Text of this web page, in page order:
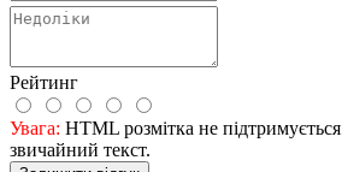
Рейтинг
Увага: HTML розмітка не
звичайний текст.